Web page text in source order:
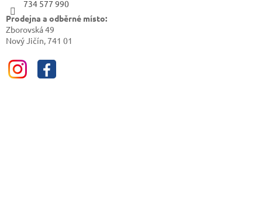
734 577 990
Prodejna a odběrné místo:
Zborovská 49
Nový Jičín, 741 01